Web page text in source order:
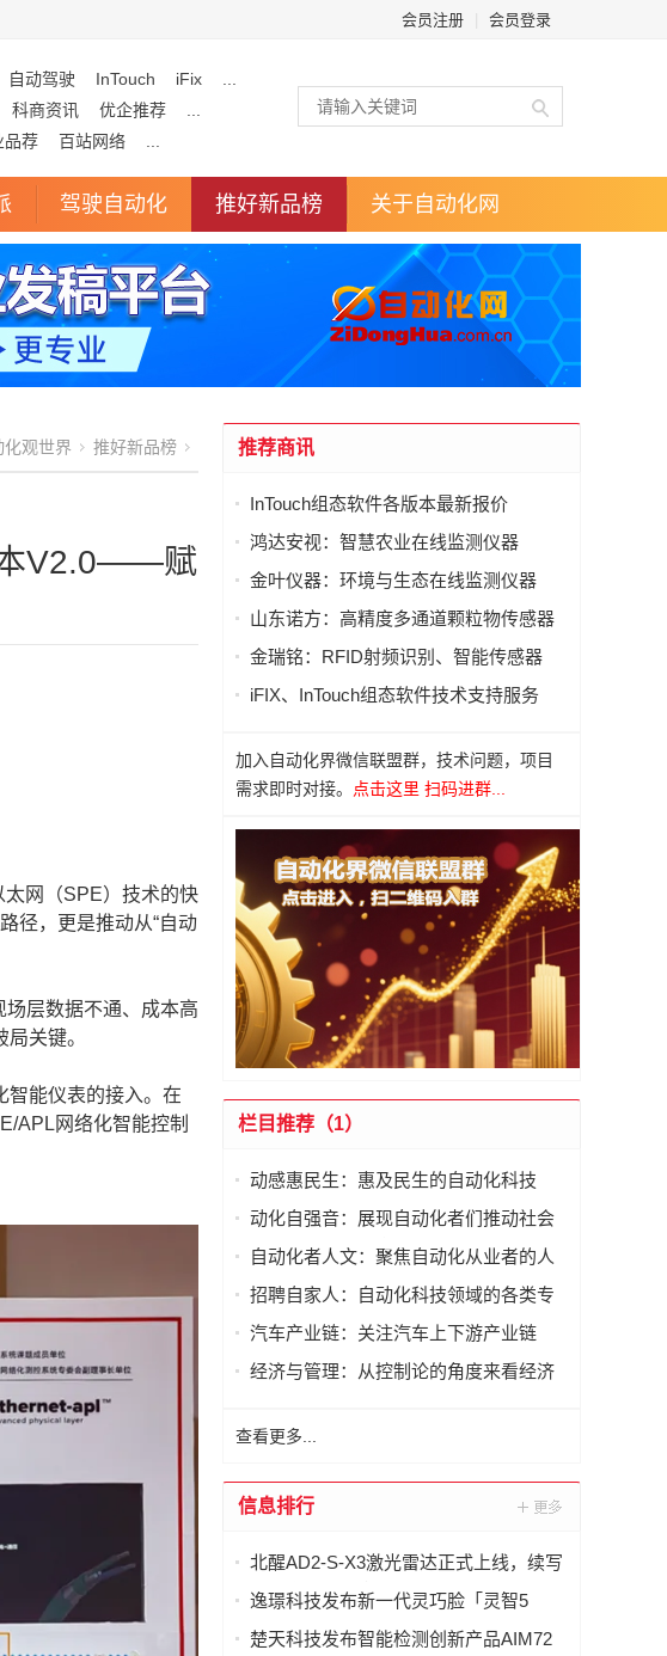
会员注册 会员登录
自动驾驶 InTouch iFix
科商资讯 优企推荐
品荐 百站网络
驾驶自动化 推好新品榜 关于自动化网
化观世界 推好新品榜
本V2.0——赋
网（SPE）技术的快
径，更是推动从“自动
层数据不通、成本高
关键。
能仪表的接入。在
APL网络化智能控制
推荐商讯
InTouch组态软件各版本最新报价
鸿达安视：智慧农业在线监测仪器
金叶仪器：环境与生态在线监测仪器
山东诺方：高精度多通道颗粒物传感器
金瑞铭：RFID射频识别、智能传感器
iFIX、InTouch组态软件技术支持服务
加入自动化界微信联盟群，技术问题，项目
需求即时对接。
点击这里 扫码进群...
栏目推荐（1）
动感惠民生：惠及民生的自动化科技
动化自强音：展现自动化者们推动社会
进步发出的响亮声音
自动化者人文：聚焦自动化从业者的人
文思考
招聘自家人：自动化科技领域的各类专
家及人才需求资讯
汽车产业链：关注汽车上下游产业链
经济与管理：从控制论的角度来看经济
查看更多...
信息排行
北醒AD2-S-X3激光雷达正式上线，续写
智慧交通新篇章
逸璟科技发布新一代灵巧脸「灵智5
号」：开启人形机器人"生命感交互"新时
楚天科技发布智能检测创新产品AIM72